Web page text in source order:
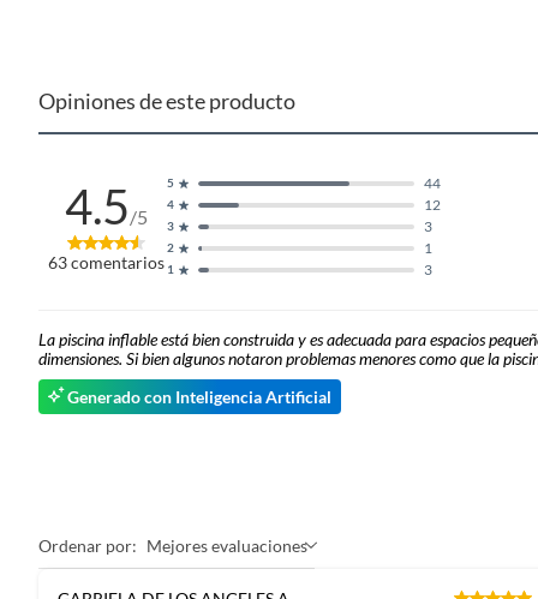
Opiniones de este producto
4.5/5
63comentarios 1 3
2 1
3 3
4 12
5 44
La piscina inflable está bien construida y es adecuada para espacios
dimensiones. Si bien algunos notaron problemas menores como que la
Generado con Inteligencia Artificial
Ordenar por: Mejores evaluaciones